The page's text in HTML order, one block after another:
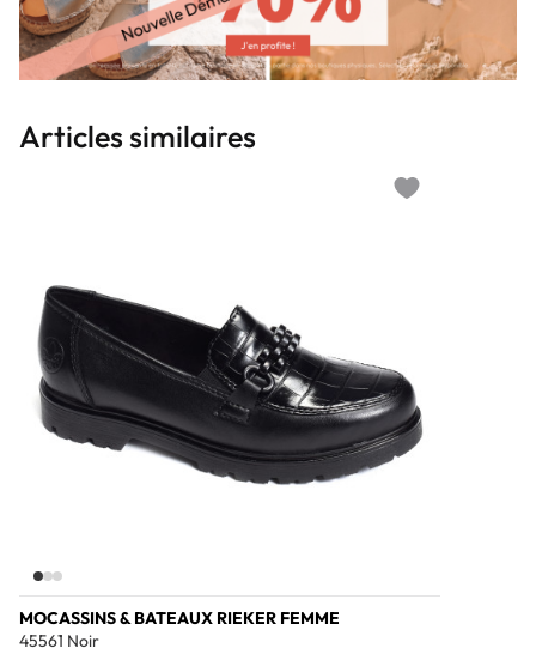
Articles similaires
MOCASSINS & BATEAUX RIEKER FEMME
45561 Noir